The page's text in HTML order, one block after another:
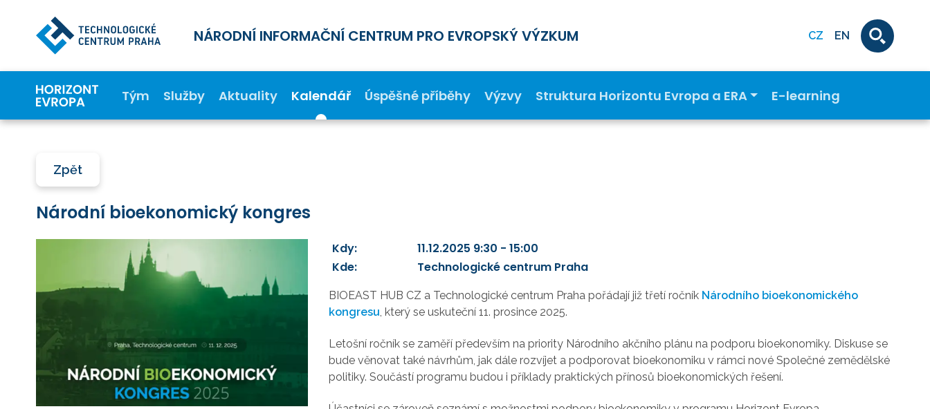
NÁRODNÍ INFORMAČNÍ CENTRUM PRO EVROPSKÝ VÝZKUM CZ EN
Tým Služby Aktuality Kalendář Úspěšné příběhy Výzvy Struktura Horizontu Evropa a ERA E-learning
Zpět
Národní bioekonomický kongres
Kdy:
11.12.2025 9:30 - 15:00
Kde:
Technologické centrum Praha
BIOEAST HUB CZ a Technologické centrum Praha pořádají již třetí ročník Národního bioekonomického
kongresu , který se uskuteční 11. prosince 2025.
Letošní ročník se zaměří především na priority Národního akčního plánu na podporu bioekonomiky. Diskuse se
bude věnovat také návrhům, jak dále rozvíjet a podporovat bioekonomiku v rámci nové Společné zemědělské
politiky. Součástí programu budou i příklady praktických přínosů bioekonomických řešení.